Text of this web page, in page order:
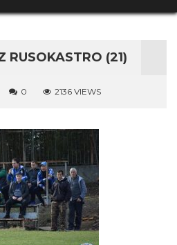
RUSOKASTRO (21)
0 2136 VIEWS